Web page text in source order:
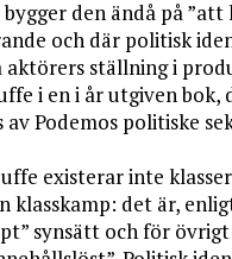
den ändå på ”att
och där politisk
aktörers ställning i
i en i år utgiven bok,
av Podemos politiske
existerar inte
klasskamp: det är,
synsätt och för